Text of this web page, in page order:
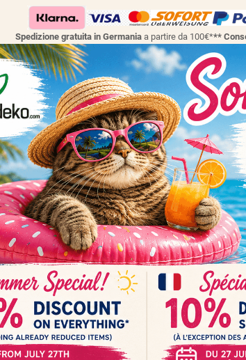
Spedizione gratuita in Germania a partire da 100€***